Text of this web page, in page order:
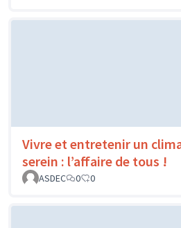
Vivre et entretenir un
serein : l’affaire de tous !
ASDEC
0 0